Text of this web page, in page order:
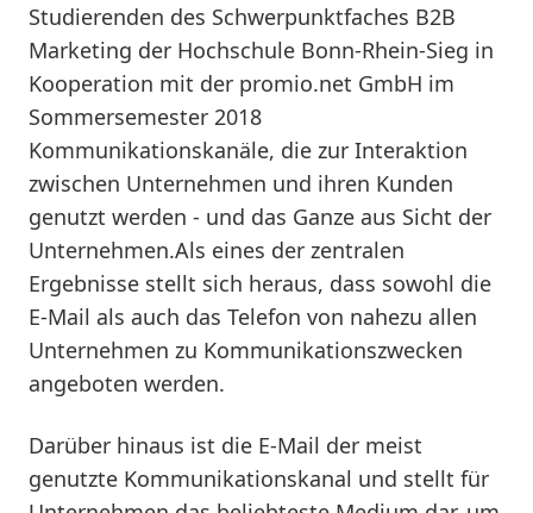
Studierenden des Schwerpunktfaches B2B
Marketing der Hochschule Bonn-Rhein-Sieg in
Kooperation mit der promio.net GmbH im
Sommersemester 2018
Kommunikationskanäle, die zur Interaktion
zwischen Unternehmen und ihren Kunden
genutzt werden - und das Ganze aus Sicht der
Unternehmen.Als eines der zentralen
Ergebnisse stellt sich heraus, dass sowohl die
E-Mail als auch das Telefon von nahezu allen
Unternehmen zu Kommunikationszwecken
angeboten werden.
Darüber hinaus ist die E-Mail der meist
genutzte Kommunikationskanal und stellt für